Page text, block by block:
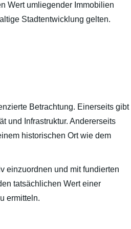
Wert umliegender Immobilien
Stadtentwicklung gelten.
Betrachtung. Einerseits gibt
und Infrastruktur. Andererseits
historischen Ort wie dem
einzuordnen und mit fundierten
tatsächlichen Wert einer
ermitteln.